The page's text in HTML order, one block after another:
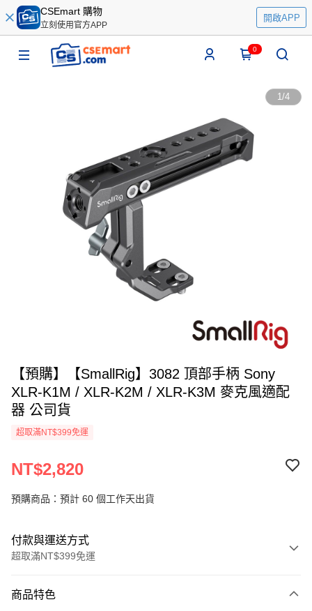
CSEmart 購物
立刻使用官方APP
開啟APP
0
1/4
【預購】【SmallRig】3082 頂部手柄 Sony
XLR-K1M / XLR-K2M / XLR-K3M 麥克風適配
器 公司貨
超取滿NT$399免運
NT$2,820
預購商品：預計 60 個工作天出貨
付款與運送方式
超取滿NT$399免運
信用卡一次付款
商品特色